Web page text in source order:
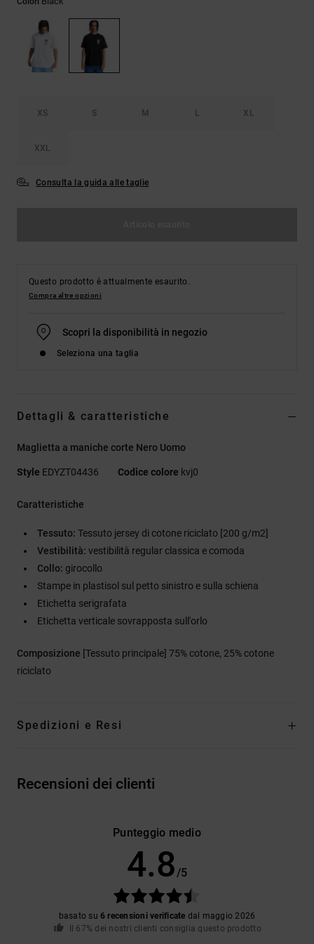
alle
domande
più
accedi al
XS S M L XL
XXL
Consulta la guida alle taglie
Questo prodotto è attualmente esaurito.
Compra altre opzioni
Scopri la disponibilità in negozio
Seleziona una taglia
Dettagli & caratteristiche
Maglietta a maniche corte Nero Uomo
Style EDYZT04436 Codice colore kvj0
Caratteristiche
Tessuto: Tessuto jersey di cotone riciclato [200 g/m2]
Vestibilità: vestibilità regular classica e comoda
Collo: girocollo
Stampe in plastisol sul petto sinistro e sulla schiena
Etichetta serigrafata
Etichetta verticale sovrapposta sull'orlo
Composizione [Tessuto principale] 75% cotone, 25% cotone
riciclato
Spedizioni e Resi
Recensioni dei clienti
Punteggio medio
4.8 /5
basato su6 recensioni verificate dal maggio 2026
Il 67% dei nostri clienti consiglia questo prodotto